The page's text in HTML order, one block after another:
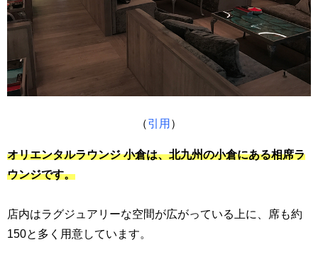
（引用 ）
オリエンタルラウンジ 小倉は、北九州の小倉にある相席ラ
ウンジです。
店内はラグジュアリーな空間が広がっている上に、席も約
150と多く用意しています。